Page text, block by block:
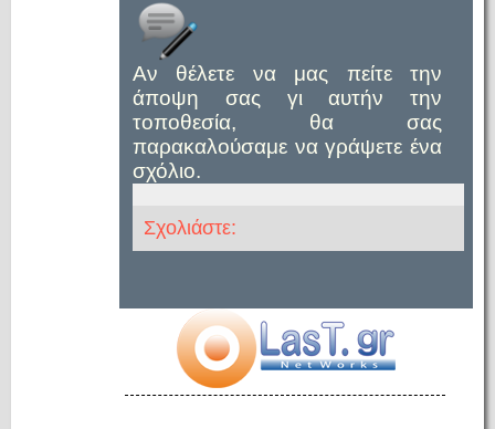
Αν θέλετε να μας πείτε την
άποψη σας γι αυτήν την
τοποθεσία, θα σας
παρακαλούσαμε να γράψετε ένα
σχόλιο.
Σχολιάστε: